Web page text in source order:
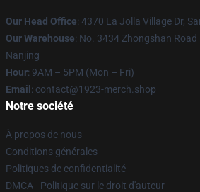
Our Head Office: 4370 La Jolla Village Dr,
Our Warehouse: No. 3434 Zhongshan
Nanjing
Hour: 9AM – 5PM (Mon – Fri)
Email : contact@1923-merch.shop
Notre société
À propos de nous
Conditions générales
Politiques de confidentialité
DMCA - Politique sur le droit d'auteur